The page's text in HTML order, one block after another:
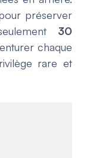
préserver
30
chaque
rare et